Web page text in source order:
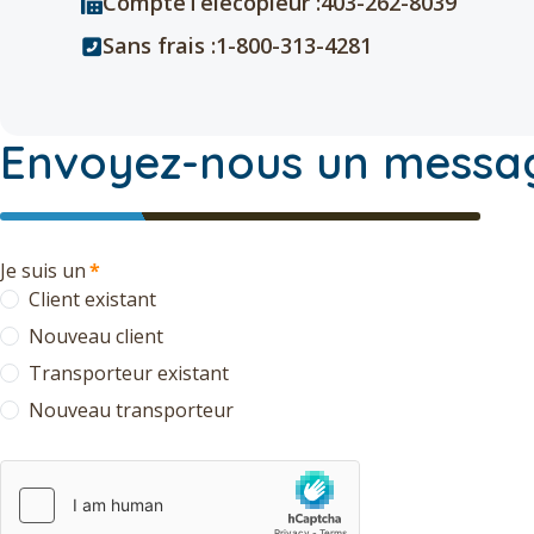
Sans frais :1-800-313-4281
Envoyez-nous un
Je suis un*
Client existant
Nouveau client
Transporteur existant
Nouveau transporteur